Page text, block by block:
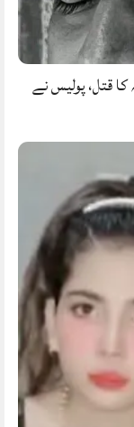
قتل، پولیس نے